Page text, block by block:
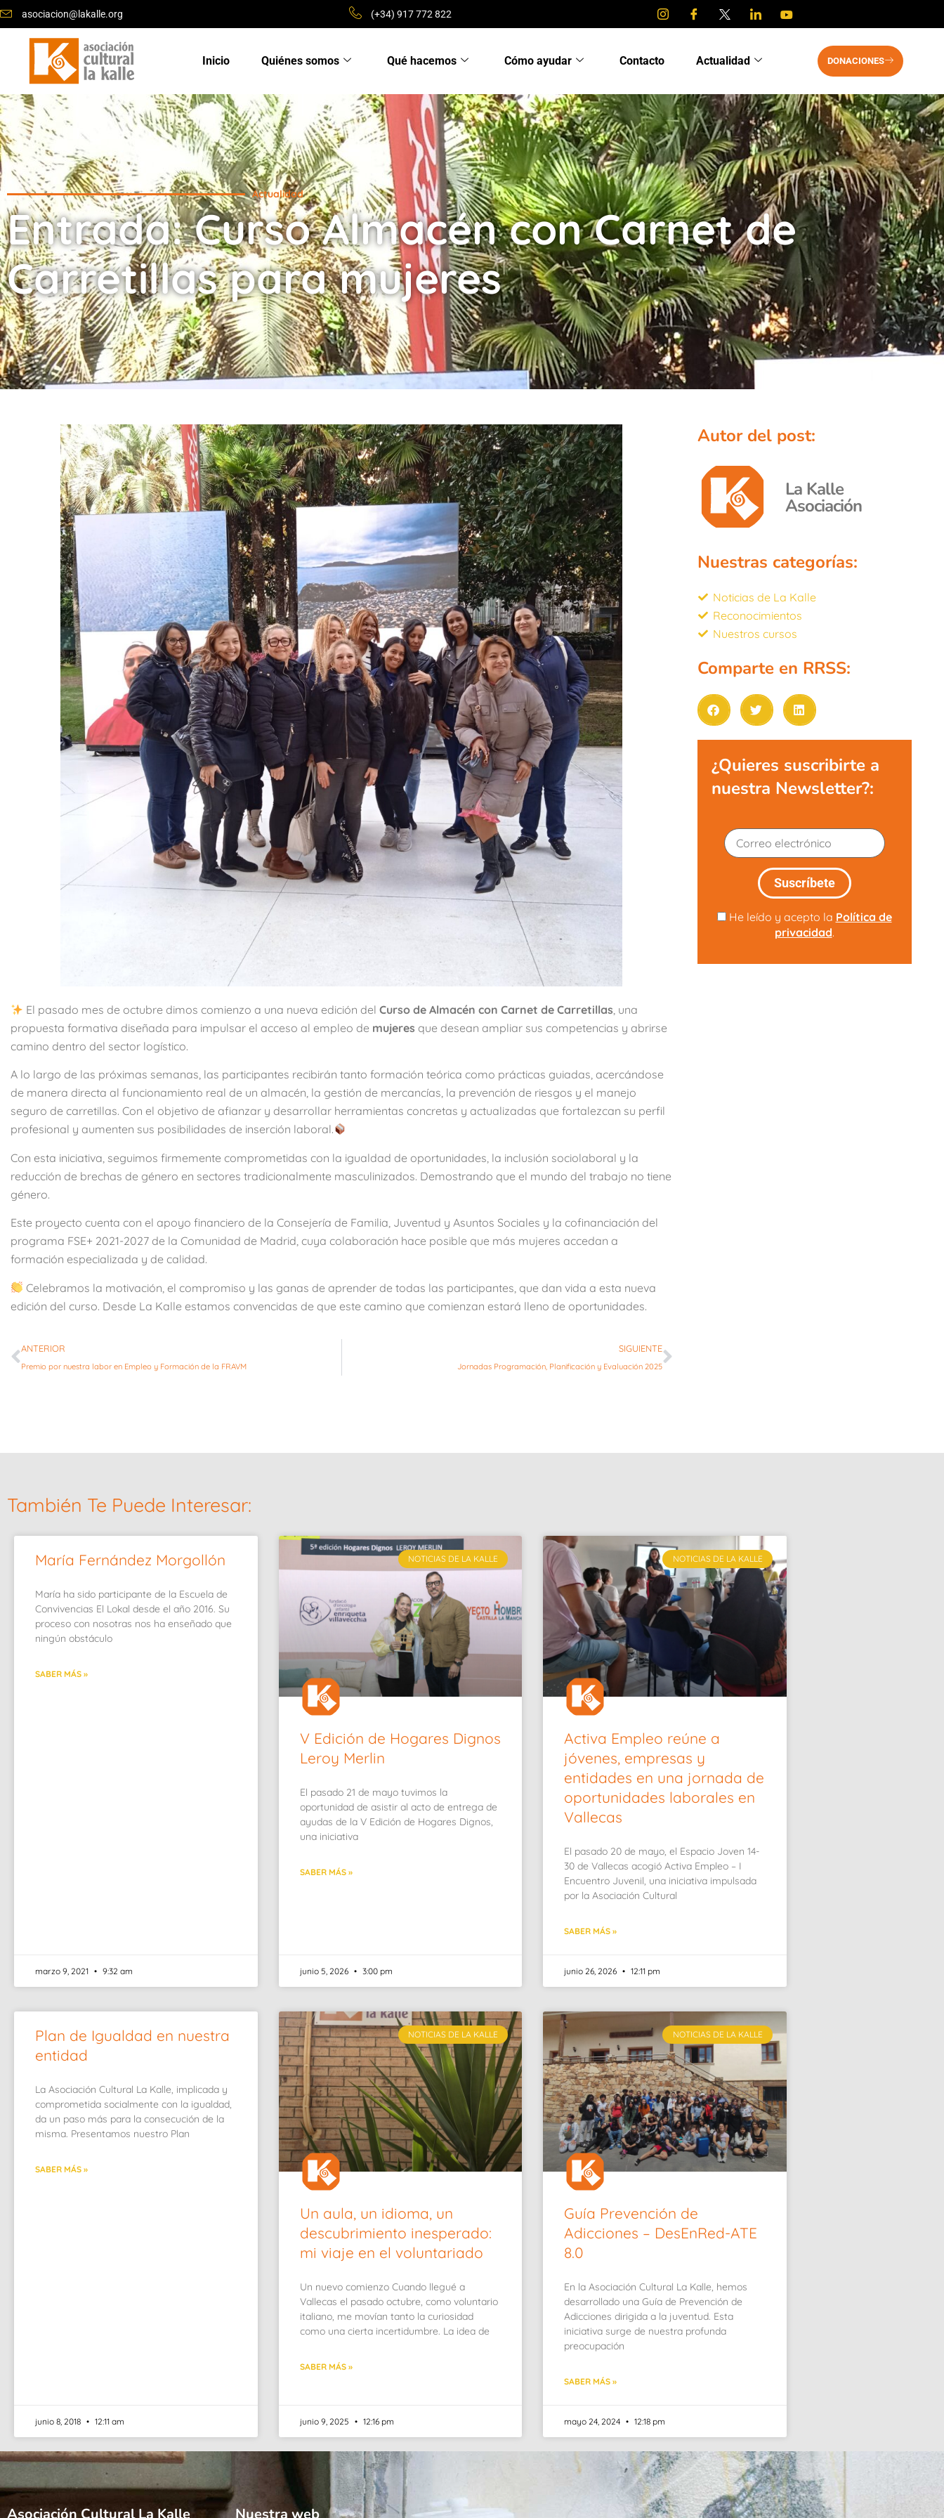
asociacion@lakalle.org (+34) 917 772 822
Inicio Quiénes somos Qué hacemos Cómo ayudar Contacto Actualidad DONACIONES
Actualidad
Entrada: Curso Almacén con Carnet de
Carretillas para mujeres
El pasado mes de octubre dimos comienzo a una nueva edición delCurso de Almacén con Carnet de Carretillas , una
propuesta formativa diseñada para impulsar el acceso al empleo de mujeres que desean ampliar sus competencias y abrirse
camino dentro del sector logístico.
A lo largo de las próximas semanas, las participantes recibirán tanto formación teórica como prácticas guiadas, acercándose
de manera directa al funcionamiento real de un almacén, la gestión de mercancías, la prevención de riesgos y el manejo
seguro de carretillas. Con el objetivo de afianzar y desarrollar herramientas concretas y actualizadas que fortalezcan su perfil
profesional y aumenten sus posibilidades de inserción laboral.
Con esta iniciativa, seguimos firmemente comprometidas con la igualdad de oportunidades, la inclusión sociolaboral y la
reducción de brechas de género en sectores tradicionalmente masculinizados. Demostrando que el mundo del trabajo no tiene
género.
Este proyecto cuenta con el apoyo financiero de la Consejería de Familia, Juventud y Asuntos Sociales y la cofinanciación del
programa FSE+ 2021-2027 de la Comunidad de Madrid, cuya colaboración hace posible que más mujeres accedan a
formación especializada y de calidad.
Celebramos la motivación, el compromiso y las ganas de aprender de todas las participantes, que dan vida a esta nueva
edición del curso. Desde La Kalle estamos convencidas de que este camino que comienzan estará lleno de oportunidades.
ANTERIOR
Premio por nuestra labor en Empleo y Formación de la FRAVM
SIGUIENTE
Jornadas Programación, Planificación y Evaluación 2025
Autor del post:
La Kalle
Asociación
Nuestras categorías:
Noticias de La Kalle
Reconocimientos
Nuestros cursos
Comparte en RRSS:
¿Quieres suscribirte a
nuestra Newsletter?:
He leído y acepto la Política de
privacidad.
También Te Puede Interesar:
María Fernández Morgollón
María ha sido participante de la Escuela de
Convivencias El Lokal desde el año 2016. Su
proceso con nosotras nos ha enseñado que
ningún obstáculo
SABER MÁS »
marzo 9, 2021 9:32 am
NOTICIAS DE LA KALLE
V Edición de Hogares Dignos
Leroy Merlin
El pasado 21 de mayo tuvimos la
oportunidad de asistir al acto de entrega de
ayudas de la V Edición de Hogares Dignos,
una iniciativa
SABER MÁS »
junio 5, 2026 3:00 pm
NOTICIAS DE LA KALLE
Activa Empleo reúne a
jóvenes, empresas y
entidades en una jornada de
oportunidades laborales en
Vallecas
El pasado 20 de mayo, el Espacio Joven 14-
30 de Vallecas acogió Activa Empleo – I
Encuentro Juvenil, una iniciativa impulsada
por la Asociación Cultural
SABER MÁS »
junio 26, 2026 12:11 pm
Plan de Igualdad en nuestra
entidad
La Asociación Cultural La Kalle, implicada y
comprometida socialmente con la igualdad,
da un paso más para la consecución de la
misma. Presentamos nuestro Plan
SABER MÁS »
junio 8, 2018 12:11 am
NOTICIAS DE LA KALLE
Un aula, un idioma, un
descubrimiento inesperado:
mi viaje en el voluntariado
Un nuevo comienzo Cuando llegué a
Vallecas el pasado octubre, como voluntario
italiano, me movían tanto la curiosidad
como una cierta incertidumbre. La idea de
SABER MÁS »
junio 9, 2025 12:16 pm
NOTICIAS DE LA KALLE
Guía Prevención de
Adicciones – DesEnRed-ATE
8.0
En la Asociación Cultural La Kalle, hemos
desarrollado una Guía de Prevención de
Adicciones dirigida a la juventud. Esta
iniciativa surge de nuestra profunda
preocupación
SABER MÁS »
mayo 24, 2024 12:18 pm